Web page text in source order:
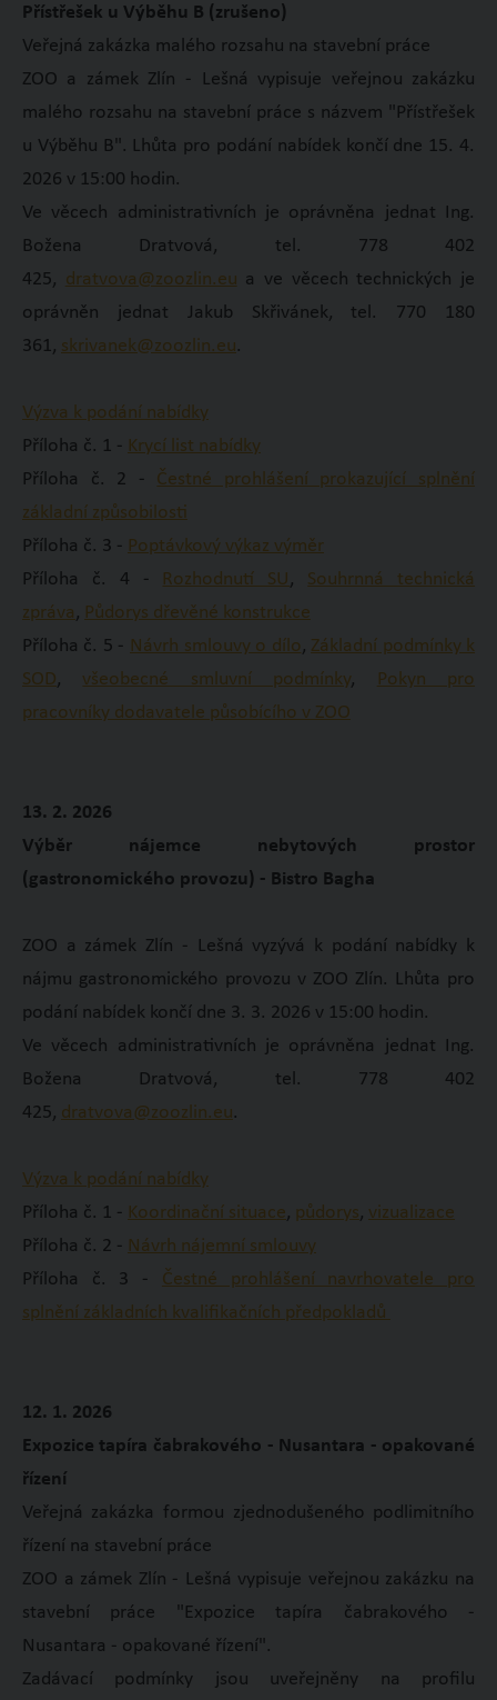
Přístřešek u Výběhu B (zrušeno)
Veřejná zakázka malého rozsahu na stavební práce
ZOO a zámek Zlín - Lešná vypisuje veřejnou zakázku
malého rozsahu na stavební práce s názvem "Přístřešek
u Výběhu B". Lhůta pro podání nabídek končí dne 15. 4.
2026 v 15:00 hodin.
Ve věcech administrativních je oprávněna jednat Ing.
Božena Dratvová, tel. 778 402
425, dratvova@zoozlin.eu a ve věcech technických je
oprávněn jednat Jakub Skřivánek, tel. 770 180
361, skrivanek@zoozlin.eu.
Výzva k podání nabídky
Příloha č. 1 - Krycí list nabídky
Příloha č. 2 - Čestné prohlášení prokazující splnění
základní způsobilosti
Příloha č. 3 - Poptávkový výkaz výměr
Příloha č. 4 - Rozhodnutí SU , Souhrnná technická
zpráva , Půdorys dřevěné konstrukce
Příloha č. 5 - Návrh smlouvy o dílo , Základní podmínky k
SOD, všeobecné smluvní podmínky,
Pokyn pro
pracovníky dodavatele působícího v ZOO
13. 2. 2026
Výběr nájemce nebytových prostor
(gastronomického provozu) - Bistro Bagha
ZOO a zámek Zlín - Lešná vyzývá k podání nabídky k
nájmu gastronomického provozu v ZOO Zlín. Lhůta pro
podání nabídek končí dne 3. 3. 2026 v 15:00 hodin.
Ve věcech administrativních je oprávněna jednat Ing.
Božena Dratvová, tel. 778 402
425, dratvova@zoozlin.eu.
Výzva k podání nabídky
Příloha č. 1 - Koordinační situace, půdorys, vizualizace
Příloha č. 2 - Návrh nájemní smlouvy
Příloha č. 3 - Čestné prohlášení navrhovatele pro
splnění základních kvalifikačních předpokladů
12. 1. 2026
Expozice tapíra čabrakového - Nusantara - opakované
řízení
Veřejná zakázka formou zjednodušeného podlimitního
řízení na stavební práce
ZOO a zámek Zlín - Lešná vypisuje veřejnou zakázku na
stavební práce "Expozice tapíra čabrakového -
Nusantara - opakované řízení".
Zadávací podmínky jsou uveřejněny na profilu